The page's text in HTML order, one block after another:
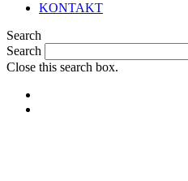
KONTAKT
Search
Search
Close this search box.